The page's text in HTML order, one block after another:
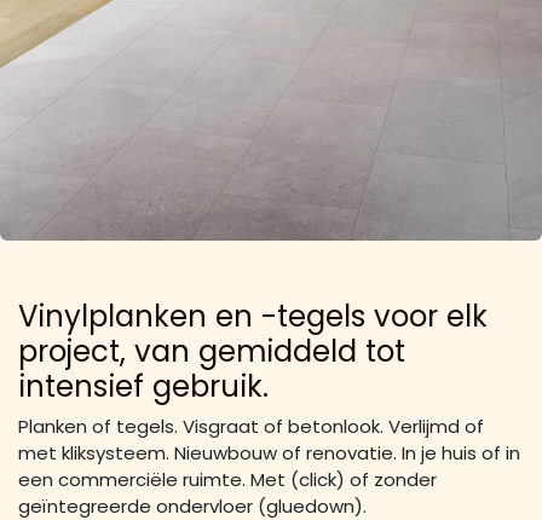
Vinylplanken en -tegels voor elk
project, van gemiddeld tot
intensief gebruik.
Planken of tegels. Visgraat of betonlook. Verlijmd of
met kliksysteem. Nieuwbouw of renovatie. In je huis of in
een commerciële ruimte. Met (click) of zonder
geïntegreerde ondervloer (gluedown).